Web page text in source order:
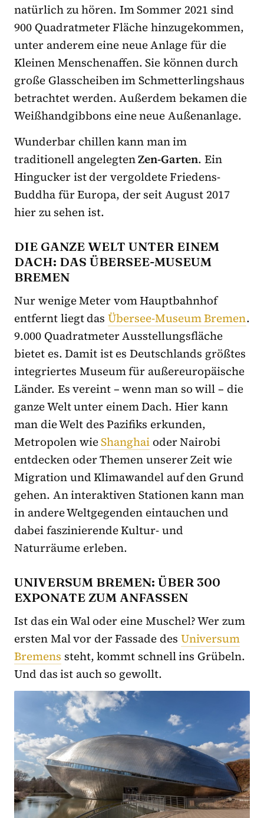
natürlich zu hören. Im Sommer 2021 sind
900 Quadratmeter Fläche hinzugekommen,
unter anderem eine neue Anlage für die
Kleinen Menschenaffen. Sie können durch
große Glasscheiben im Schmetterlingshaus
betrachtet werden. Außerdem bekamen die
Weißhandgibbons eine neue Außenanlage.
Wunderbar chillen kann man im
traditionell angelegtenZen-Garten. Ein
Hingucker ist der vergoldete Friedens-
Buddha für Europa, der seit August 2017
hier zu sehen ist.
DIE GANZE WELT UNTER EINEM
DACH: DAS ÜBERSEE-MUSEUM
BREMEN
Nur wenige Meter vom Hauptbahnhof
entfernt liegt das Übersee-Museum Bremen.
9.000 Quadratmeter Ausstellungsfläche
bietet es. Damit ist es Deutschlands größtes
integriertes Museum für außereuropäische
Länder. Es vereint – wenn man so will – die
ganze Welt unter einem Dach. Hier kann
man die Welt des Pazifiks erkunden,
Metropolen wieShanghai oder Nairobi
entdecken oder Themen unserer Zeit wie
Migration und Klimawandel auf den Grund
gehen. An interaktiven Stationen kann man
in andere Weltgegenden eintauchen und
dabei faszinierende Kultur- und
Naturräume erleben.
UNIVERSUM BREMEN: ÜBER 300
EXPONATE ZUM ANFASSEN
Ist das ein Wal oder eine Muschel? Wer zum
ersten Mal vor der Fassade des Universum
Bremens steht, kommt schnell ins Grübeln.
Und das ist auch so gewollt.